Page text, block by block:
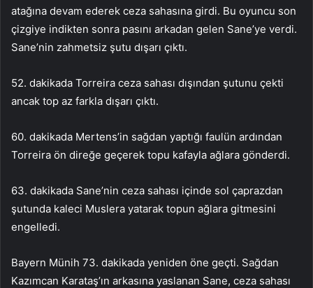
atağına devam ederek ceza sahasına girdi. Bu oyuncu son
çizgiye indikten sonra pasını arkadan gelen Sane’ye verdi.
Sane’nin zahmetsiz şutu dışarı çıktı.
52. dakikada Torreira ceza sahası dışından şutunu çekti
ancak top az farkla dışarı çıktı.
60. dakikada Mertens’in sağdan yaptığı faulün ardından
Torreira ön direğe geçerek topu kafayla ağlara gönderdi.
63. dakikada Sane’nin ceza sahası içinde sol çaprazdan
şutunda kaleci Muslera yatarak topun ağlara gitmesini
engelledi.
Bayern Münih 73. dakikada yeniden öne geçti. Sağdan
Kazımcan Karataş’ın arkasına yaslanan Sane, ceza sahası